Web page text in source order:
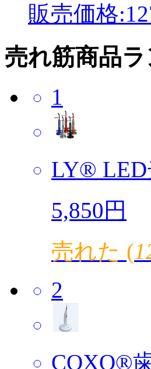
販売価格
売れ筋商品
1
LY® LED
5,850円
売れた (
2
COXO®